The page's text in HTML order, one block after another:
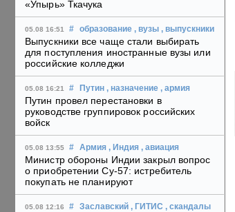
«Упырь» Ткачука
05.08 16:51 # образование , вузы , выпускники
Выпускники все чаще стали выбирать
для поступления иностранные вузы или
российские колледжи
05.08 16:21 # Путин , назначение , армия
Путин провел перестановки в
руководстве группировок российских
войск
05.08 13:55 # Армия , Индия , авиация
Министр обороны Индии закрыл вопрос
о приобретении Су-57: истребитель
покупать не планируют
05.08 12:16 # Заславский , ГИТИС , скандалы